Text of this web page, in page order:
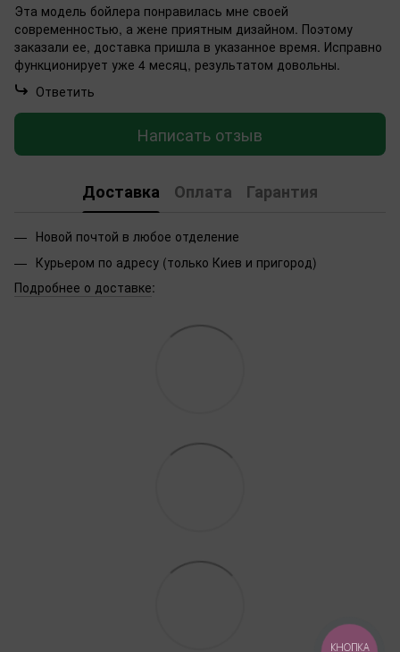
Эта модель бойлера понравилась мне своей
современностью, а жене приятным дизайном. Поэтому
заказали ее, доставка пришла в указанное время. Исправно
функционирует уже 4 месяц, результатом довольны.
Ответить
Написать отзыв
Доставка Оплата Гарантия
Новой почтой в любое отделение
Курьером по адресу (только Киев и пригород)
Подробнее о доставке:
КНОПКА